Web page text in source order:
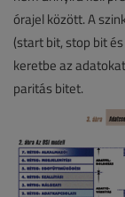
órajel között. A
(start bit, stop bit
keretbe az
paritás bitet.